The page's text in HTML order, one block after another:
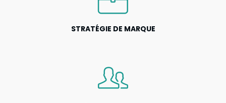
STRATÉGIE DE MARQUE